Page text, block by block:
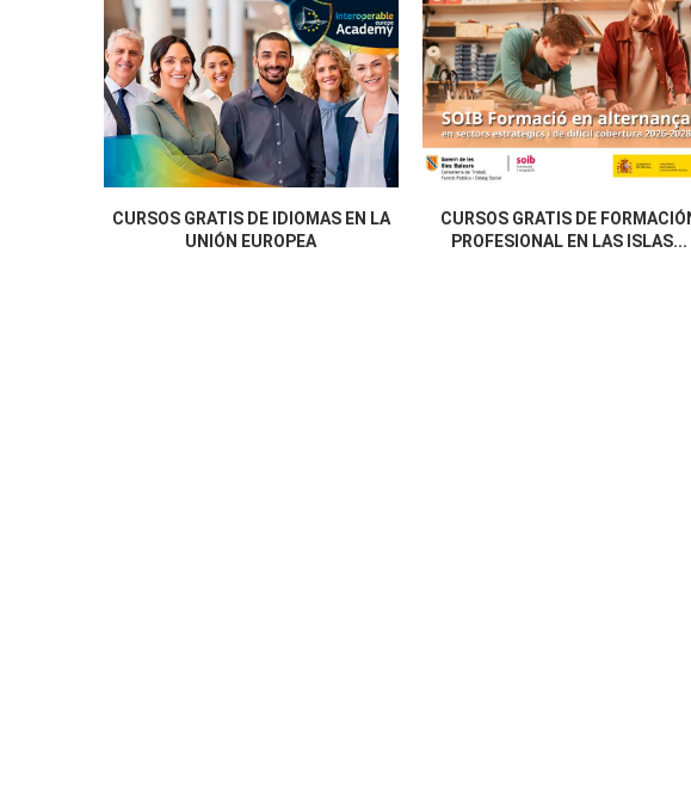
CURSOS GRATIS DE IDIOMAS EN LA
UNIÓN EUROPEA
CURSOS GRATIS DE
PROFESIONAL EN LAS ISLAS...